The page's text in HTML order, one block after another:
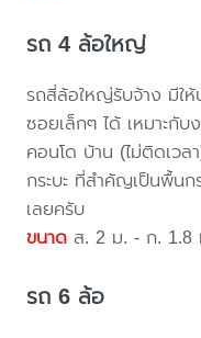
รถ 4 ล้อใหญ่
รถสี่ล้อใหญ่รับจ้าง มีใ
ซอยเล็กๆ ได้ เหมาะกั
คอนโด บ้าน (ไม่ติดเว
กระบะ ที่สำคัญเป็นพื้นก
เลยครับ
ขนาด ส. 2 ม. - ก. 1.8
รถ 6 ล้อ